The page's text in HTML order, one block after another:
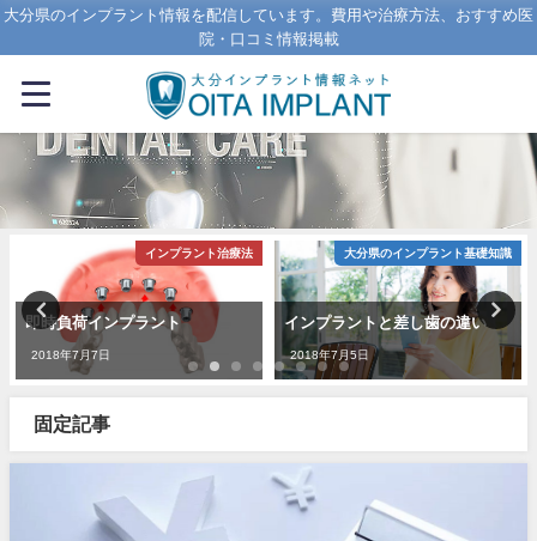
大分県のインプラント情報を配信しています。費用や治療方法、おすすめ医
院・口コミ情報掲載
インプラント治療法
即時負荷インプラント
2018年7月7日
大分県のインプラント基礎知識
インプラントと差し歯の違い
2018年7月5日
固定記事